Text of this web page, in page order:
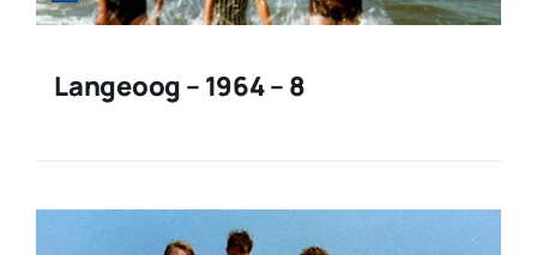
Langeoog – 1964 – 8